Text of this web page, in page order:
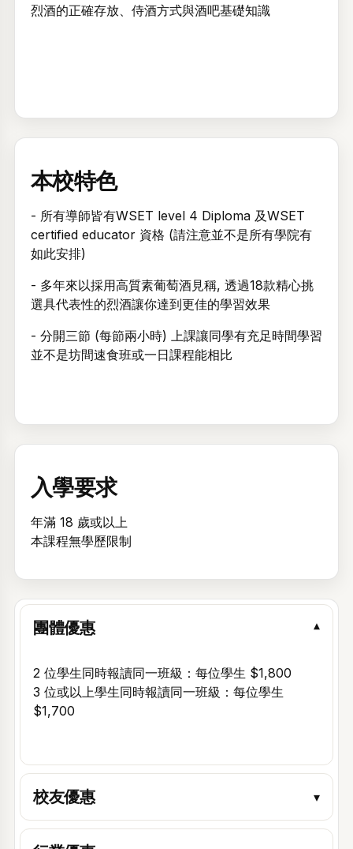
烈酒的正確存放、侍酒方式與酒吧基礎知識
本校特色
- 所有導師皆有WSET level 4 Diploma 及WSET
certified educator 資格 (請注意並不是所有學院有
如此安排)
- 多年來以採用高質素葡萄酒見稱, 透過18款精心挑
選具代表性的烈酒讓你達到更佳的學習效果
- 分開三節 (每節兩小時) 上課讓同學有充足時間學習
並不是坊間速食班或一日課程能相比
入學要求
年滿 18 歲或以上
本課程無學歷限制
團體優惠 ▾
2 位學生同時報讀同一班級：每位學生 $1,800
3 位或以上學生同時報讀同一班級：每位學生
$1,700
校友優惠 ▾